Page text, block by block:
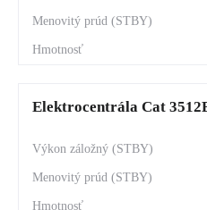
Elektrocentrála Cat